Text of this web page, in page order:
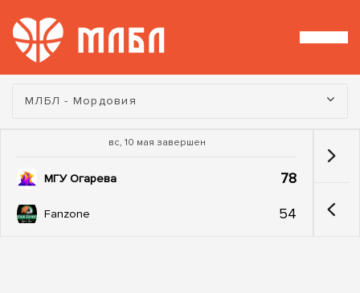
Турнир:
МЛБЛ - Мордовия
вс, 10 мая завершен
МГУ Огарева 78
Fanzone 54